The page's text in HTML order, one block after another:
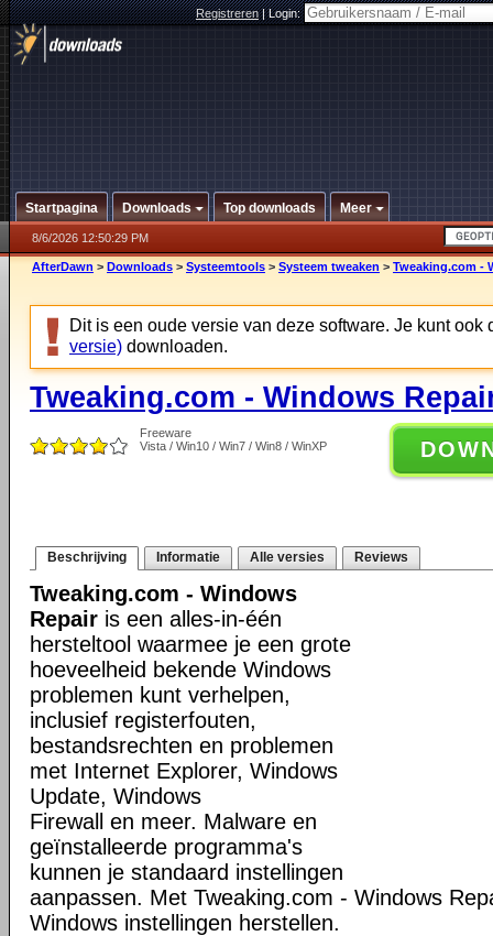
Registreren|Login:
Startpagina Downloads Top downloads Meer
8/6/2026 12:50:29 PM
AfterDawn > Downloads > Systeemtools > Systeem tweaken > Tweaking.com -
Dit is een oude versie van deze software. Je kunt ook
versie) downloaden.
Tweaking.com - Windows
Freeware
Vista / Win10 / Win7 / Win8 / WinXP
Beschrijving Informatie Alle versies Reviews
Tweaking.com - Windows
Repair is een alles-in-één
hersteltool waarmee je een grote
hoeveelheid bekende Windows
problemen kunt verhelpen,
inclusief registerfouten,
bestandsrechten en problemen
met Internet Explorer, Windows
Update, Windows
Firewall en meer. Malware en
geïnstalleerde programma's
kunnen je standaard instellingen
aanpassen. Met Tweaking.com - Windows
Windows instellingen herstellen.